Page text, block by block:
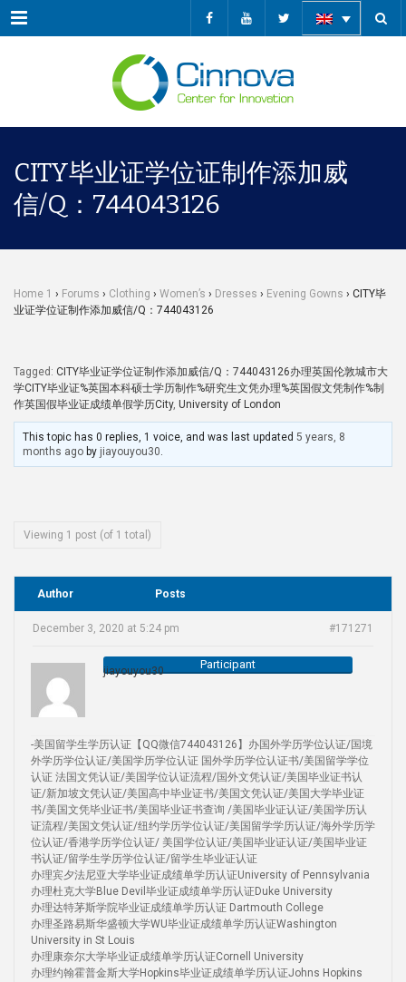
Menu
CITY毕业证学位证制作添加威
信/Q：744043126
Home 1 › Forums › Clothing › Women’s › Dresses › Evening Gowns › CITY毕
业证学位证制作添加威信/Q：744043126
Tagged: CITY毕业证学位证制作添加威信/Q：744043126办理英国伦敦城市大
学CITY毕业证%英国本科硕士学历制作%研究生文凭办理%英国假文凭制作%制
作英国假毕业证成绩单假学历City, University of London
This topic has 0 replies, 1 voice, and was last updated5 years, 8
months ago by jiayouyou30.
Viewing 1 post (of 1 total)
Author Posts
December 3, 2020 at 5:24 pm #171271
jiayouyou30 Participant
-美国留学生学历认证【QQ微信744043126】办国外学历学位认证/国境
外学历学位认证/美国学历学位认证 国外学历学位认证书/美国留学学位
认证 法国文凭认证/美国学位认证流程/国外文凭认证/美国毕业证书认
证/新加坡文凭认证/美国高中毕业证书/美国文凭认证/美国大学毕业证
书/美国文凭毕业证书/美国毕业证书查询 /美国毕业证认证/美国学历认
证流程/美国文凭认证/纽约学历学位认证/美国留学学历认证/海外学历学
位认证/香港学历学位认证/ 美国学位认证/美国毕业证认证/美国毕业证
书认证/留学生学历学位认证/留学生毕业证认证
办理宾夕法尼亚大学毕业证成绩单学历认证University of Pennsylvania
办理杜克大学Blue Devil毕业证成绩单学历认证Duke University
办理达特茅斯学院毕业证成绩单学历认证 Dartmouth College
办理圣路易斯华盛顿大学WU毕业证成绩单学历认证Washington
University in St Louis
办理康奈尔大学毕业证成绩单学历认证Cornell University
办理约翰霍普金斯大学Hopkins毕业证成绩单学历认证Johns Hopkins